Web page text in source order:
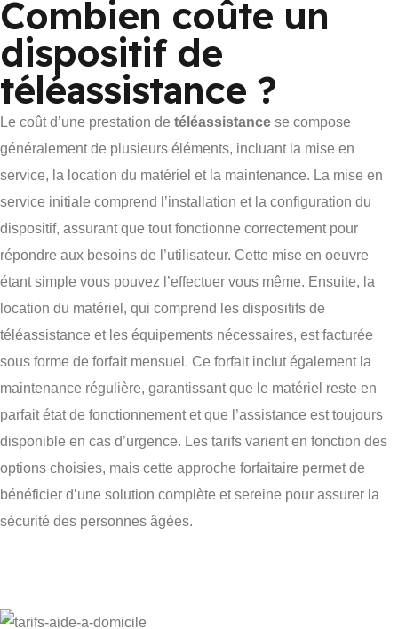
Combien coûte un
dispositif de
téléassistance ?
Le coût d’une prestation de téléassistance se compose
généralement de plusieurs éléments, incluant la mise en
service, la location du matériel et la maintenance. La mise en
service initiale comprend l’installation et la configuration du
dispositif, assurant que tout fonctionne correctement pour
répondre aux besoins de l’utilisateur. Cette mise en oeuvre
étant simple vous pouvez l’effectuer vous même. Ensuite, la
location du matériel, qui comprend les dispositifs de
téléassistance et les équipements nécessaires, est facturée
sous forme de forfait mensuel. Ce forfait inclut également la
maintenance régulière, garantissant que le matériel reste en
parfait état de fonctionnement et que l’assistance est toujours
disponible en cas d’urgence. Les tarifs varient en fonction des
options choisies, mais cette approche forfaitaire permet de
bénéficier d’une solution complète et sereine pour assurer la
sécurité des personnes âgées.